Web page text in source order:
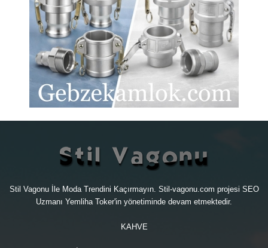
Stil Vagonu İle Moda Trendini Kaçırmayın. Stil-vagonu.com projesi SEO
Uzmanı Yemliha Toker'in yönetiminde devam etmektedir.
KAHVE